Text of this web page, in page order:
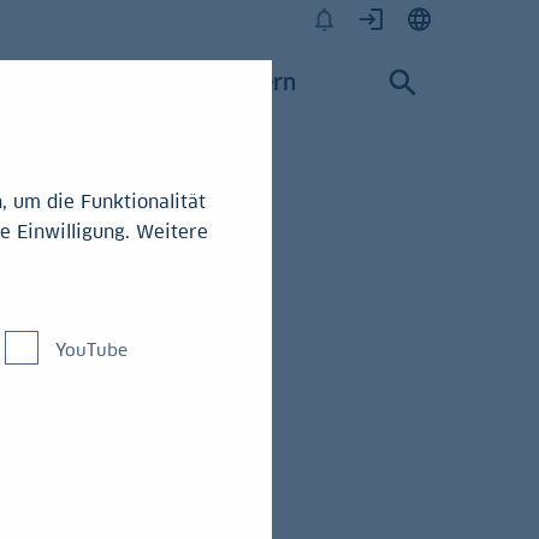
Konzern
um die Funktionalität
Einwilligung. Weitere
YouTube